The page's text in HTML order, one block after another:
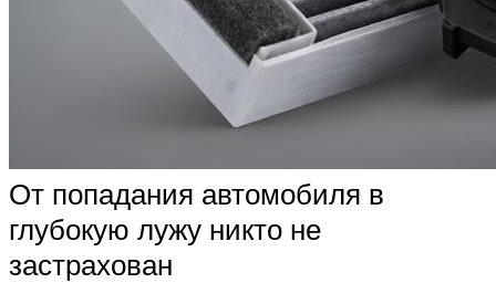
От попадания автомобиля в
глубокую лужу никто не
застрахован